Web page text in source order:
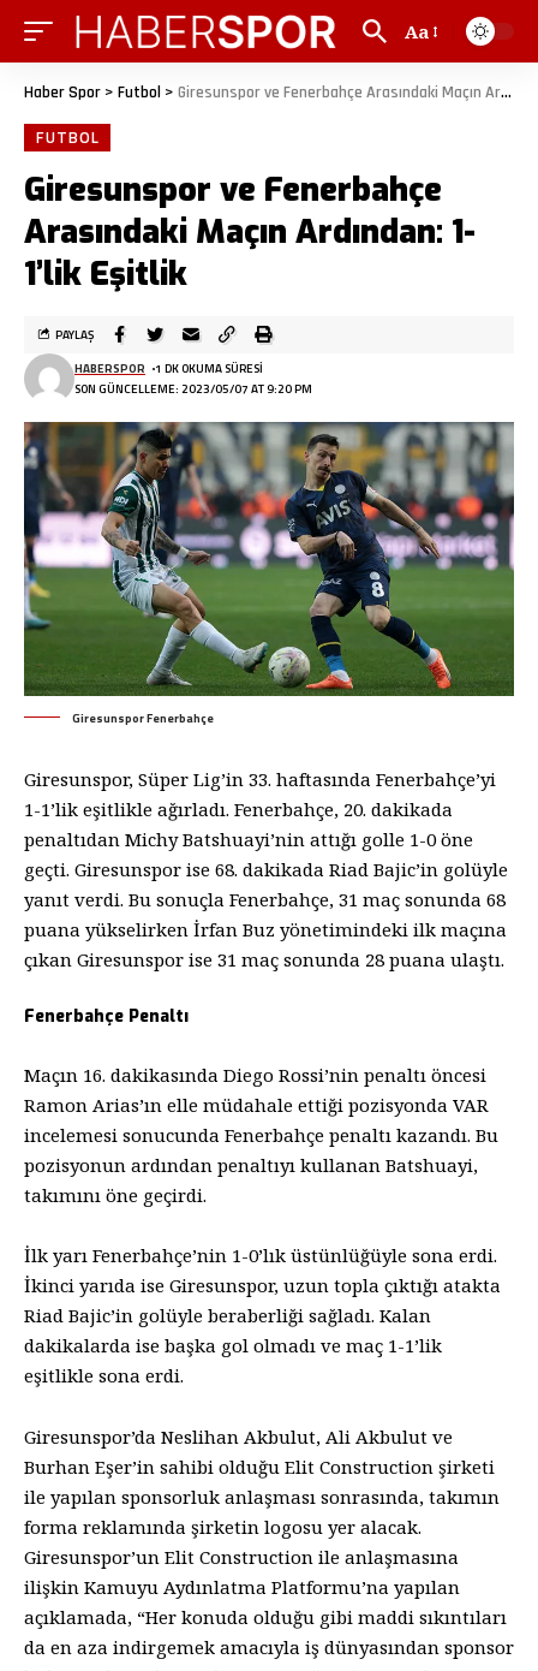
Aa
Haber Spor > Futbol > Giresunspor ve Fenerbahçe Arasındaki Maçın Ardından: 1-1’lik Eşitlik
FUTBOL
Giresunspor ve Fenerbahçe
Arasındaki Maçın Ardından: 1-
1’lik Eşitlik
SON GÜNCELLEME: 2023/05/07 AT 9:20 PM
HABERSPOR 1 DK OKUMA SÜRESI
PAYLAŞ
Giresunspor Fenerbahçe
Giresunspor, Süper Lig’in 33. haftasında Fenerbahçe’yi
1-1’lik eşitlikle ağırladı. Fenerbahçe, 20. dakikada
penaltıdan Michy Batshuayi’nin attığı golle 1-0 öne
geçti. Giresunspor ise 68. dakikada Riad Bajic’in golüyle
yanıt verdi. Bu sonuçla Fenerbahçe, 31 maç sonunda 68
puana yükselirken İrfan Buz yönetimindeki ilk maçına
çıkan Giresunspor ise 31 maç sonunda 28 puana ulaştı.
Fenerbahçe Penaltı
Maçın 16. dakikasında Diego Rossi’nin penaltı öncesi
Ramon Arias’ın elle müdahale ettiği pozisyonda VAR
incelemesi sonucunda Fenerbahçe penaltı kazandı. Bu
pozisyonun ardından penaltıyı kullanan Batshuayi,
takımını öne geçirdi.
İlk yarı Fenerbahçe’nin 1-0’lık üstünlüğüyle sona erdi.
İkinci yarıda ise Giresunspor, uzun topla çıktığı atakta
Riad Bajic’in golüyle beraberliği sağladı. Kalan
dakikalarda ise başka gol olmadı ve maç 1-1’lik
eşitlikle sona erdi.
Giresunspor’da Neslihan Akbulut, Ali Akbulut ve
Burhan Eşer’in sahibi olduğu Elit Construction şirketi
ile yapılan sponsorluk anlaşması sonrasında, takımın
forma reklamında şirketin logosu yer alacak.
Giresunspor’un Elit Construction ile anlaşmasına
ilişkin Kamuyu Aydınlatma Platformu’na yapılan
açıklamada, “Her konuda olduğu gibi maddi sıkıntıları
da en aza indirgemek amacıyla iş dünyasından sponsor